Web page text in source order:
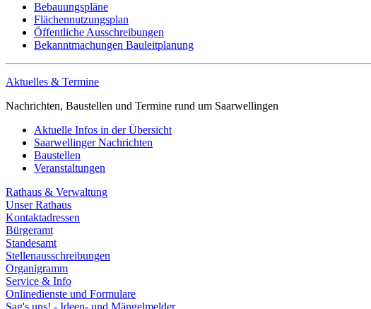
Bebauungspläne
Flächennutzungsplan
Öffentliche Ausschreibungen
Bekanntmachungen Bauleitplanung
Aktuelles & Termine
Nachrichten, Baustellen und Termine rund um Saarwellingen
Aktuelle Infos in der Übersicht
Saarwellinger Nachrichten
Baustellen
Veranstaltungen
Rathaus & Verwaltung
Unser Rathaus
Kontaktadressen
Bürgeramt
Standesamt
Stellenausschreibungen
Organigramm
Service & Info
Onlinedienste und Formulare
Sag's uns! - Ideen- und Mängelmelder